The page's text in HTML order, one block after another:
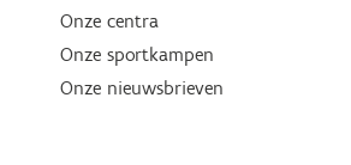
Onze centra
Onze sportkampen
Onze nieuwsbrieven